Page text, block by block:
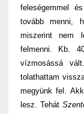
feleségemmel
tovább menni,
miszerint nem
felmenni. Kb.
vízmosássá
tolathattam
megyünk fel.
lesz. Tehát